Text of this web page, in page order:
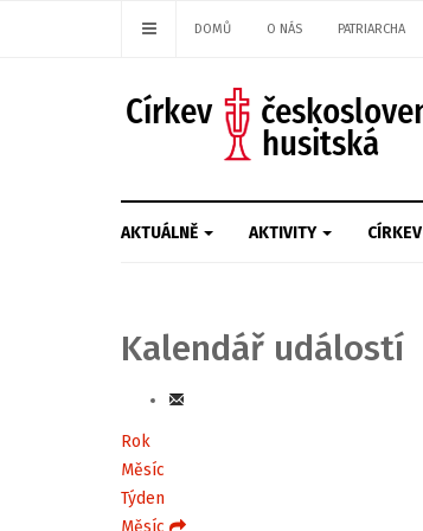
DOMŮ O NÁS PATRIARCHA
AKTUÁLNĚ AKTIVITY CÍRKEV
Kalendář událostí
Rok
Měsíc
Týden
Měsíc